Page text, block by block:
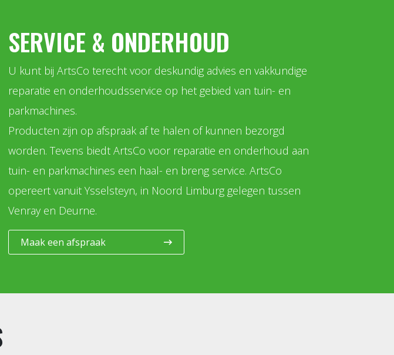
SERVICE & ONDERHOUD
U kunt bij ArtsCo terecht voor deskundig advies en vakkundige
reparatie en onderhoudsservice op het gebied van tuin- en
parkmachines.
Producten zijn op afspraak af te halen of kunnen bezorgd
worden. Tevens biedt ArtsCo voor reparatie en onderhoud aan
tuin- en parkmachines een haal- en breng service. ArtsCo
opereert vanuit Ysselsteyn, in Noord Limburg gelegen tussen
Venray en Deurne.
Maak een afspraak